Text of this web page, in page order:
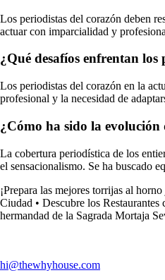
Los periodistas del corazón deben
actuar con imparcialidad y
¿Qué desafíos enfrentan
Los periodistas del corazón en la
profesional y la necesidad de
¿Cómo ha sido la evolución
La cobertura periodística de los
el sensacionalismo. Se ha buscado
¡Prepara las mejores torrijas al
Ciudad • Descubre los
hermandad de la Sagrada Mortaja
hi@thewhyhouse.com